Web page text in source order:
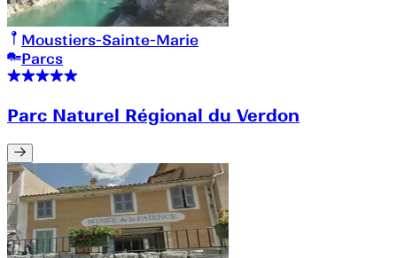
Moustiers-Sainte-Marie
Parcs
Parc Naturel Régional du Verdon